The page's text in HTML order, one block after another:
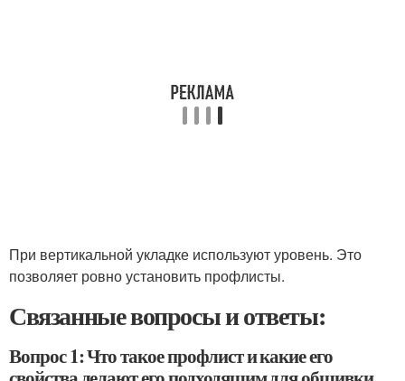
При вертикальной укладке используют уровень. Это
позволяет ровно установить профлисты.
Связанные вопросы и ответы:
Вопрос 1: Что такое профлист и какие его